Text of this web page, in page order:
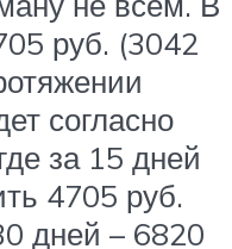
руб. (3042
согласно
за 15 дней
4705 руб.
дней – 6820